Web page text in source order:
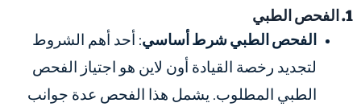
1. الفحص الطبي
الفحص الطبي شرط أساسي: أحد أهم الشروط
لتجديد رخصة القيادة أون لاين هو اجتياز الفحص
الطبي المطلوب. يشمل هذا الفحص عدة جوانب